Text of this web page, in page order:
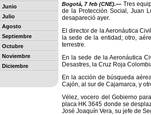
Junio
Julio
Agosto
Septiembre
Octubre
Noviembre
Diciembre
Bogotá, 7 feb (CNE).— Tres
de la Protección Social, Juan
desapareció ayer.
El director de la Aeronáutica
la sede de la entidad; otro,
terrestre.
En la sede de la Aeronáutica
Desastres, la Cruz Roja
En la acción de búsqueda
Cajón, al sur de Cajamarca, y
Vélez, vocero del Gobierno
placa HK 3645 donde se
José Joaquín Vera, su jefe de